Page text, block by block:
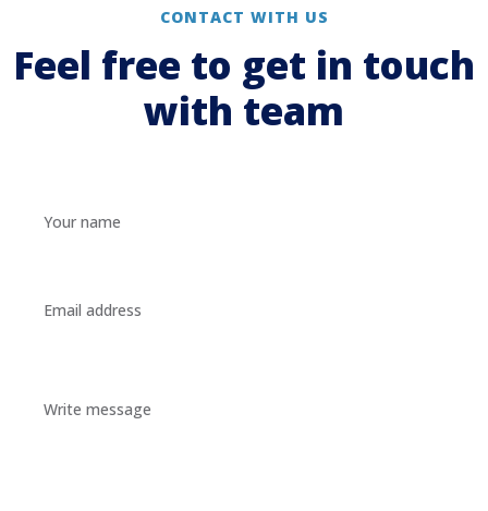
CONTACT WITH US
Feel free to get in touch
with team
name
email
message